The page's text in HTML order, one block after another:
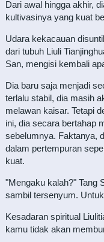
Dari awal hingga akhir,
kultivasinya yang kuat
Udara kekacauan
dari tubuh Liuli
San, mengisi kembali
Dia baru saja menjadi
terlalu stabil, dia masih
melawan kaisar. Tetapi
ini, dia secara bertahap
sebelumnya. Faktanya,
dalam pertempuran
kuat.
"Mengaku kalah?" Tang
sambil tersenyum.
Kesadaran spiritual
kamu tidak akan